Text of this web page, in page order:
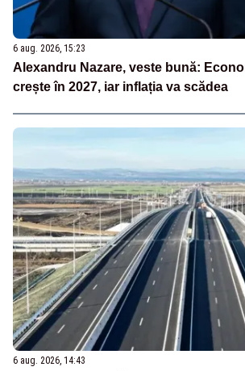
6 aug. 2026, 15:23
Alexandru Nazare, veste bună:
crește în 2027, iar inflația va scădea
6 aug. 2026, 14:43